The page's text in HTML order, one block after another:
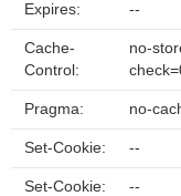
Expires: --
Cache-
Control:
no-
Pragma: no-
Set-Cookie: --
Set-Cookie: --